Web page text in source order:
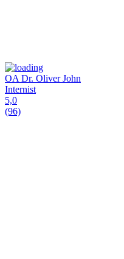
OA Dr. Oliver John
Internist
5,0
(96)